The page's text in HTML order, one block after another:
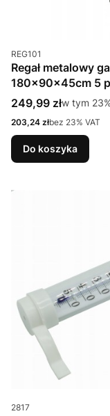
Kod produktu
REG101
Regał metalowy
180x90x45cm 5
Cena brutto
249,99 złw tym %s
w tym
Cena netto
203,24 złbez 23% VAT
Do koszyka
Kod produktu
2817